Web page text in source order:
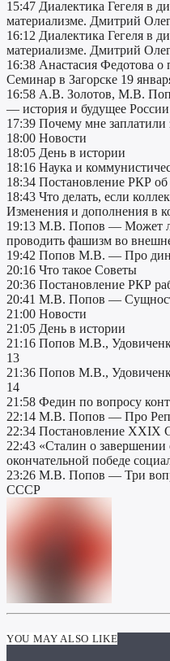
15:47 Диалектика Гегеля в
материализме. Дмитрий
16:12 Диалектика Гегеля в
материализме. Дмитрий
16:38 Анастасия Федотова
Семинар в Загорске 19
16:58 А.В. Золотов, М.В.
— история и будущее России
17:39 Почему мне
18:00 Новости
18:05 День в истории
18:16 Наука и
18:34 Постановление РКР
18:43 Что делать, если
Изменения и дополнения в
19:13 М.В. Попов — Может
проводить фашизм во
19:42 Попов М.В. — Про
20:16 Что такое Советы
20:36 Постановление РКР
20:41 М.В. Попов —
21:00 Новости
21:05 День в истории
21:16 Попов М.В.,
13
21:36 Попов М.В.,
14
21:58 Федин по вопросу
22:14 М.В. Попов — Про
22:34 Постановление XXIX
22:43 «Сталин о завершении
окончательной победе
23:26 М.В. Попов — Три
СССР
YOU MAY ALSO LIKE